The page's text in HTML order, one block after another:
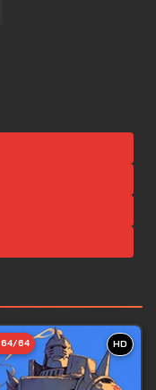
HD
64/64